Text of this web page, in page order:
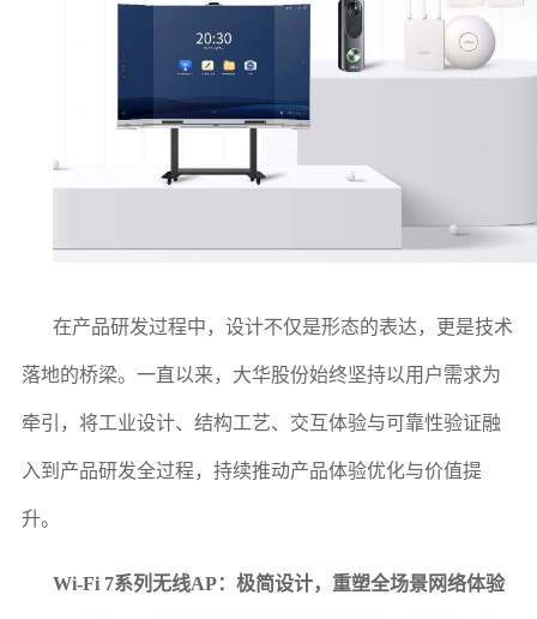
在产品研发过程中，设计不仅是形态的表达，更是技术
落地的桥梁。一直以来，大华股份始终坚持以用户需求为
牵引，将工业设计、结构工艺、交互体验与可靠性验证融
入到产品研发全过程，持续推动产品体验优化与价值提
升。
Wi-Fi 7系列无线AP：极简设计，重塑全场景网络体验